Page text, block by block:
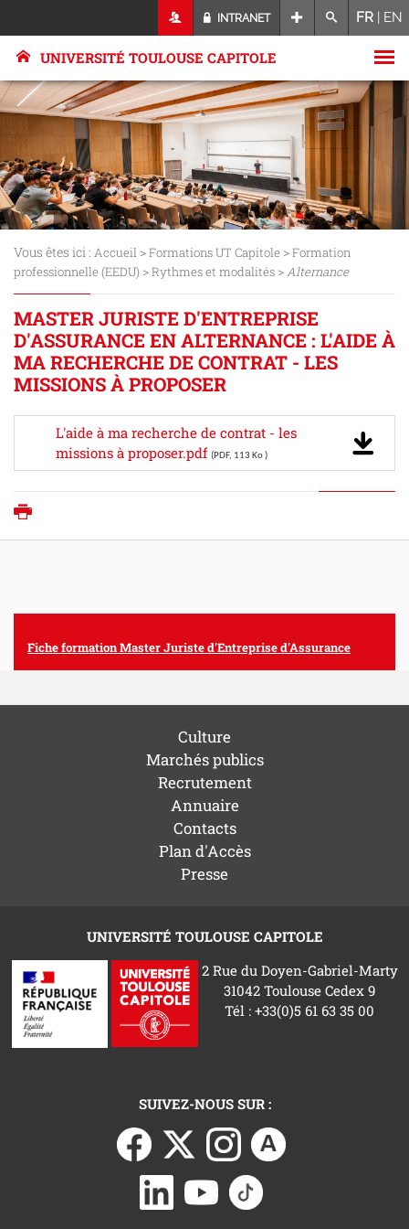
INTRANET FR | EN
UNIVERSITÉ TOULOUSE CAPITOLE
Vous êtes ici : Accueil >Formations UT Capitole >Formation
professionnelle (EEDU) >Rythmes et modalités >Alternance
MASTER JURISTE D'ENTREPRISE
D'ASSURANCE EN ALTERNANCE : L'AIDE À
MA RECHERCHE DE CONTRAT - LES
MISSIONS À PROPOSER
L'aide à ma recherche de contrat - les
missions à proposer.pdf (PDF, 113 Ko )
Fiche formation Master Juriste d'Entreprise d'Assurance
Culture
Marchés publics
Recrutement
Annuaire
Contacts
Plan d'Accès
Presse
UNIVERSITÉ TOULOUSE CAPITOLE
2 Rue du Doyen-Gabriel-Marty
31042 Toulouse Cedex 9
Tél : +33(0)5 61 63 35 00
SUIVEZ-NOUS SUR :